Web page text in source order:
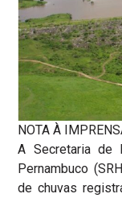
NOTA À
A Secretaria de
Pernambuco
de chuvas